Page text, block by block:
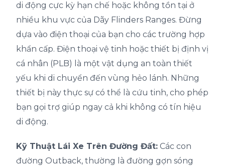
di động cực kỳ hạn chế hoặc không tồn tại ở
nhiều khu vực của Dãy Flinders Ranges. Đừng
dựa vào điện thoại của bạn cho các trường hợp
khẩn cấp. Điện thoại vệ tinh hoặc thiết bị định vị
cá nhân (PLB) là một vật dụng an toàn thiết
yếu khi di chuyển đến vùng hẻo lánh. Những
thiết bị này thực sự có thể là cứu tinh, cho phép
bạn gọi trợ giúp ngay cả khi không có tín hiệu
di động.
Kỹ Thuật Lái Xe Trên Đường Đất: Các con
đường Outback, thường là đường gợn sóng